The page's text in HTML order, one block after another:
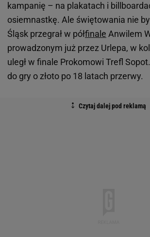
kampanię – na plakatach i
osiemnastkę. Ale świętowania nie
Śląsk przegrał w półfinale Anwilem
prowadzonym już przez Urlepa, w
uległ w finale Prokomowi Trefl
do gry o złoto po 18 latach przerwy.